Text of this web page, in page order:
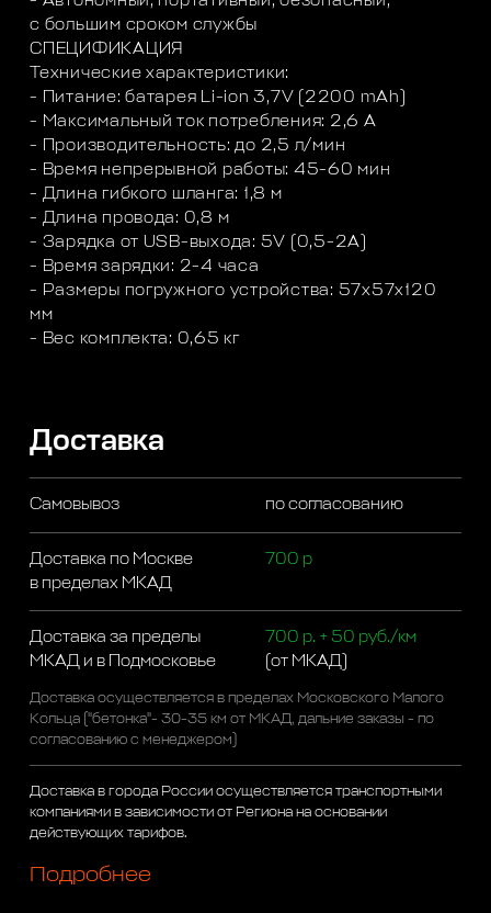
с большим сроком службы
СПЕЦИФИКАЦИЯ
Технические характеристики:
- Питание: батарея Li-ion 3,7V (2200 mAh)
- Максимальный ток потребления: 2,6 А
- Производительность: до 2,5 л/мин
- Время непрерывной работы: 45-60 мин
- Длина гибкого шланга: 1,8 м
- Длина провода: 0,8 м
- Зарядка от USB-выхода: 5V (0,5-2A)
- Время зарядки: 2-4 часа
- Размеры погружного устройства: 57x57x120
мм
- Вес комплекта: 0,65 кг
Доставка
Самовывоз по согласованию
Доставка по Москве
в пределах МКАД
700 р
Доставка за пределы
МКАД и в Подмосковье
700 р. + 50 руб./км
(от МКАД)
Доставка осуществляется в пределах Московского Малого
Кольца ("бетонка"- 30-35 км от МКАД, дальние заказы - по
согласованию с менеджером)
Доставка в города России осуществляется транспортными
компаниями в зависимости от Региона на основании
действующих тарифов.
Подробнее